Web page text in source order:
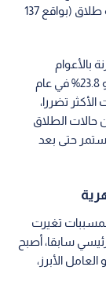
قاسم سلامة، أن عام 2025 شهد تسجيل 321 حالة طلاق (بواقع 137
بالأعوام
السابقة؛ حيث بلغت النسبة 26.4% في عام 2024، و 23.8% في عام
الأكثر تضررا،
حالات الطلاق
حتى بعد
تغيرت
سابقا، أصبح
الأبرز،